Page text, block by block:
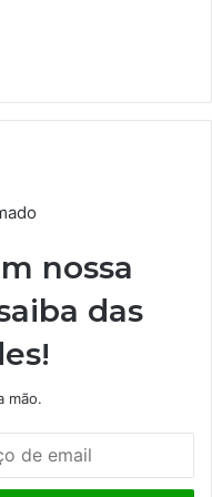
nossa
das
mão.